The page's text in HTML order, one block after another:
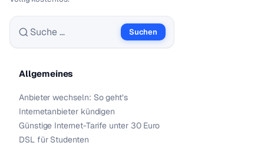
Suche nach:
Suchen
Allgemeines
Anbieter wechseln: So geht’s
Internetanbieter kündigen
Günstige Internet-Tarife unter 30 Euro
DSL für Studenten